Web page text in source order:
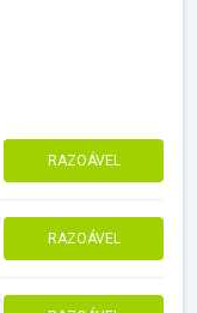
RAZOÁVEL
RAZOÁVEL